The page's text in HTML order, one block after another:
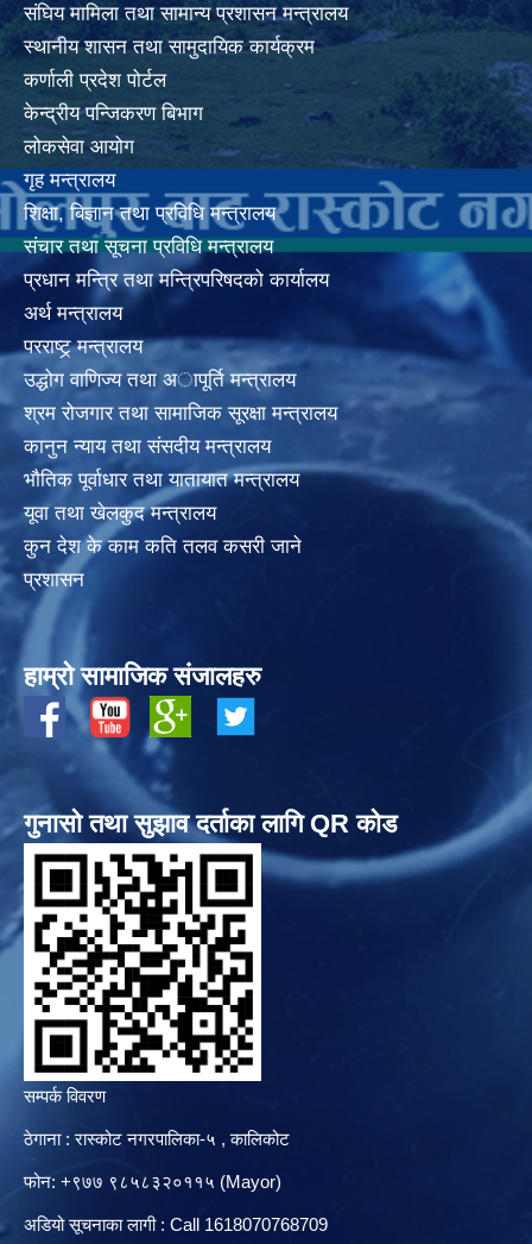
संघिय मामिला तथा सामान्य प्रशासन मन्त्रालय
स्थानीय शासन तथा सामुदायिक कार्यक्रम
कर्णाली प्रदेश पोर्टल
केन्द्रीय पन्जिकरण बिभाग
लोकसेवा आयोग
गृह मन्त्रालय
शिक्षा, बिज्ञान तथा प्रविधि मन्त्रालय
संचार तथा सूचना प्रविधि मन्त्रालय
प्रधान मन्त्रि तथा मन्त्रिपरिषदको कार्यालय
अर्थ मन्त्रालय
परराष्ट्र् मन्त्रालय
उद्धोग वाणिज्य तथा अापूर्ति मन्त्रालय
श्रम रोजगार तथा सामाजिक सूरक्षा मन्त्रालय
कानुन न्याय तथा संसदीय मन्त्रालय
भाैतिक पूर्वाधार तथा यातायात मन्त्रालय
यूवा तथा खेलकुद मन्त्रालय
कुन देश के काम कति तलव कसरी जाने
प्रशासन
हाम्रो सामाजिक संजालहरु
गुनासो तथा सुझाव दर्ताका लागि QR कोड
सम्पर्क विवरण
ठेगाना : रास्कोट नगरपालिका-५ , कालिकोट
फोन: +९७७ ९८५८३२०११५ (Mayor)
अडियो सूचनाका लागी : Call 1618070768709